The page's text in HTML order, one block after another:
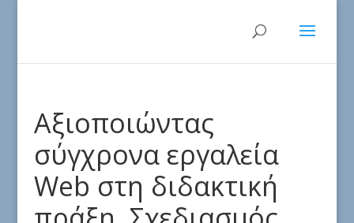
Αξιοποιώντας
σύγχρονα εργαλεία
Web στη διδακτική